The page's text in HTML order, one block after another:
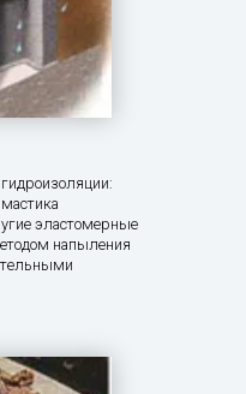
эластомерные
напыления